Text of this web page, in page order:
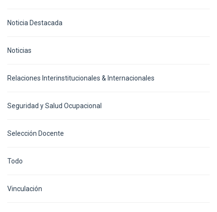
Noticia Destacada
Noticias
Relaciones Interinstitucionales & Internacionales
Seguridad y Salud Ocupacional
Selección Docente
Todo
Vinculación